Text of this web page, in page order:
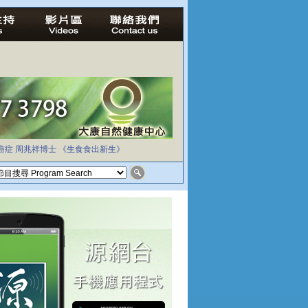
症 周兆祥博士 《生食食出新生》